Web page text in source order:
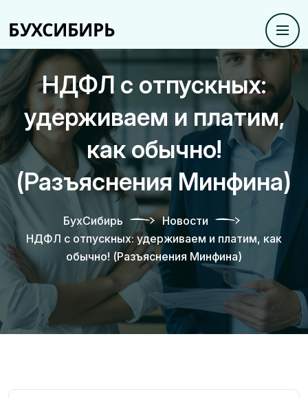
НДФЛ с отпускных:
удерживаем и платим,
как обычно!
(Разъяснения Минфина)
БухСибирь
Новости
НДФЛ с отпускных: удерживаем и платим, как
обычно! (Разъяснения Минфина)